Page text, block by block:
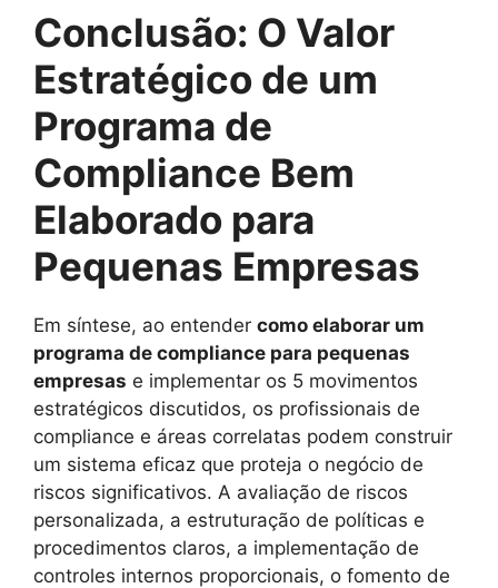
Conclusão: O Valor
Estratégico de um
Programa de
Compliance Bem
Elaborado para
Pequenas Empresas
Em síntese, ao entender como elaborar um
programa de compliance para pequenas
empresas e implementar os 5 movimentos
estratégicos discutidos, os profissionais de
compliance e áreas correlatas podem construir
um sistema eficaz que proteja o negócio de
riscos significativos. A avaliação de riscos
personalizada, a estruturação de políticas e
procedimentos claros, a implementação de
controles internos proporcionais, o fomento de